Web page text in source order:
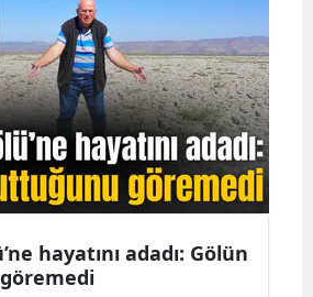
hayatını adadı: Gölün